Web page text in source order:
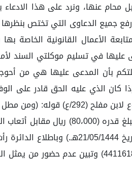
بتوكيل محام عنها، ونرد على هذا
على: (يجب أن يكون رفع جميع الدعاوى التي
الأعمال القانونية الخاصة
المدعى عليها في تسليم موكلتي
بأن المدعى عليها هي من
(إذا كان الذي عليه الحق قادر
أحوجه إلى الشكاية، فما غرمه بسبب ذلك فهو على الظالم المماطل إذا كان غرمه
الشكاية، فما غرمه بسبب ذلك لزم المماطل). الطلبات: بناءً على ما تقدم: نلتمس من
حيازة السند لأمر المحكوم بها من قبل دائرة الاستئناف الرابعة بالمحكمة التجارية
وفي جلسة 21/08/1444هـ، المنعقدة عبر الاتصال المرئي، حضر المدعي وكالة/ عمار صالح محمد